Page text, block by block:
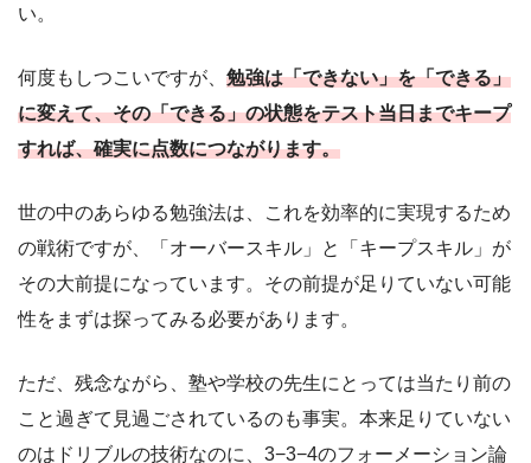
い。
何度もしつこいですが、 勉強は「できない」を「できる」
に変えて、その「できる」の状態をテスト当日までキープ
すれば、確実に点数につながります。
世の中のあらゆる勉強法は、これを効率的に実現するため
の戦術ですが、「オーバースキル」と「キープスキル」が
その大前提になっています。その前提が足りていない可能
性をまずは探ってみる必要があります。
ただ、残念ながら、塾や学校の先生にとっては当たり前の
こと過ぎて見過ごされているのも事実。本来足りていない
のはドリブルの技術なのに、3−3−4のフォーメーション論